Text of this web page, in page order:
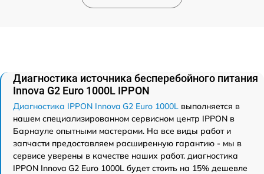
Диагностика источника бесперебойного питания
Innova G2 Euro 1000L IPPON
Диагностика IPPON Innova G2 Euro 1000L выполняется в
нашем специализированном сервисном центр IPPON в
Барнауле опытными мастерами. На все виды работ и
запчасти предоставляем расширенную гарантию - мы в
сервисе уверены в качестве наших работ. диагностика
IPPON Innova G2 Euro 1000L будет стоить на 15% дешевле